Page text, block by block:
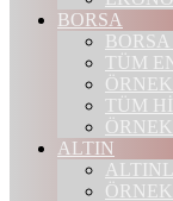
BORSA
TÜM
TÜM
ALTIN